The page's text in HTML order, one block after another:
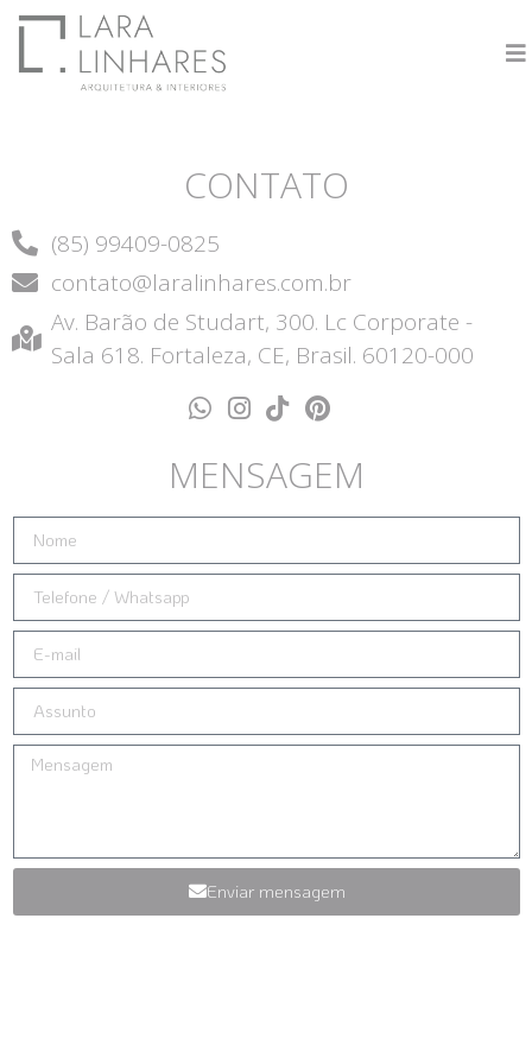
CONTATO
(85) 99409-0825
contato@laralinhares.com.br
Av. Barão de Studart, 300. Lc Corporate -
Sala 618. Fortaleza, CE, Brasil. 60120-000
MENSAGEM
Enviar mensagem